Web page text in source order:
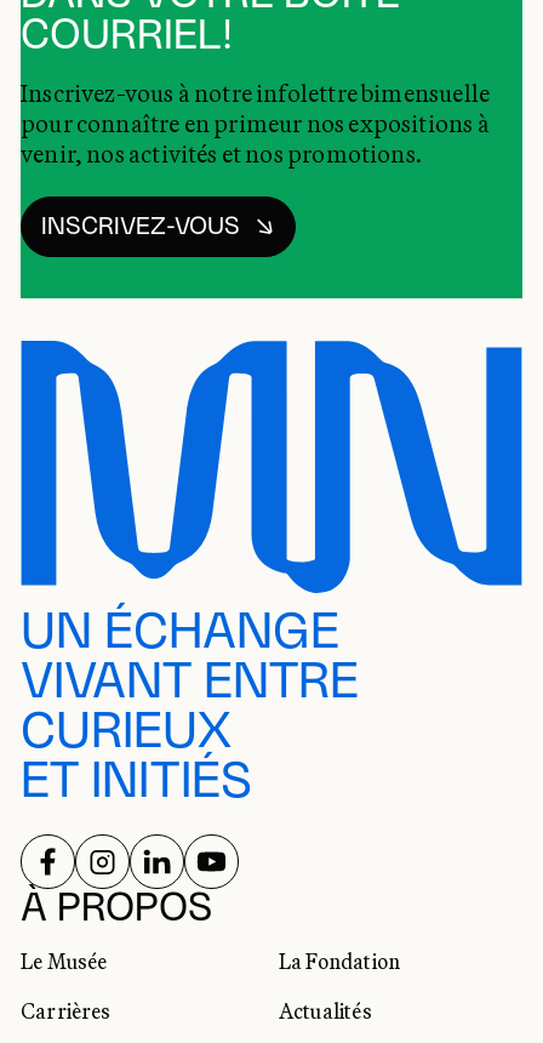
COURRIEL!
Inscrivez-vous à notre infolettre bimensuelle
pour connaître en primeur nos expositions à
venir, nos activités et nos promotions.
INSCRIVEZ-VOUS
UN ÉCHANGE
VIVANT ENTRE
CURIEUX
ET INITIÉS
À PROPOS
Le Musée
La Fondation
Carrières
Actualités
RÉSEAUX SOCIAUX
SUIVEZ-NOUS SUR
SUIVEZ-NOUS SUR
SUIVEZ-NOUS SUR
SUIVEZ-NOUS SUR